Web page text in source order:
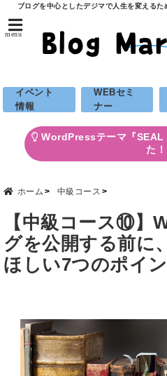
ブログを中心としたデジマで人生を変える
menu
イベント
情報
WEBセミ
ナー
WordPressテーマ『SEAL
た！
ホーム 中級コース
【中級コース⑩】
グを公開する前に
ほしい7つのポイ